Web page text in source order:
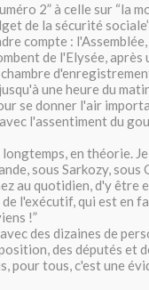
2” à celle sur “la
de la sécurité
compte :
de l'Elysée, après
une heure du
se donner l'air
l'assentiment du
longtemps, en théorie.
sous Sarkozy,
au quotidien, d'y être
l'exécutif, qui est en
!”
avec des dizaines de
des députés et
pour tous, c'est une